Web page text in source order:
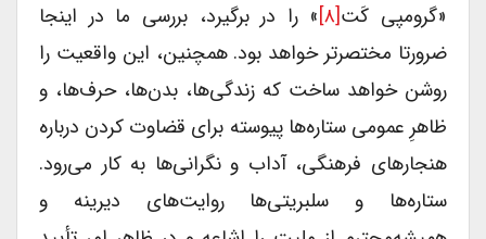
«گرومپی کَت[۸] » را در برگیرد، بررسی ما در اینجا
ضرورتا مختصرتر خواهد بود. همچنین، این واقعیت را
روشن خواهد ساخت که زندگی‌ها، بدن‌ها، حرف‌ها، و
ظاهرِ عمومی ستاره‌ها پیوسته برای قضاوت کردن درباره
هنجارهای فرهنگی، آداب و نگرانی‌ها به کار می‌رود.
ستاره‌ها و سلبریتی‌ها روایت‌های دیرینه و